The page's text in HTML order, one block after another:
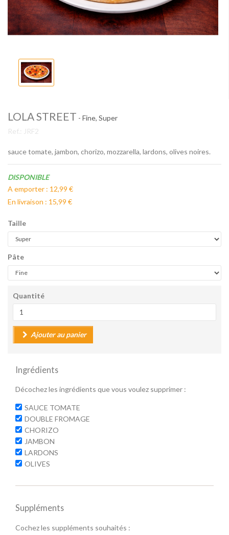
LOLA STREET - Fine, Super
Ref.:
JRF2
sauce tomate, jambon, chorizo, mozzarella, lardons, olives noires.
Disponibilité:
DISPONIBLE
A emporter : 12,99 €
En livraison : 15,99 €
Taille
Pâte
Quantité
Ajouter au panier
Ingrédients
Décochez les ingrédients que vous voulez supprimer :
SAUCE TOMATE
DOUBLE FROMAGE
CHORIZO
JAMBON
LARDONS
OLIVES
Suppléments
Cochez les suppléments souhaités :